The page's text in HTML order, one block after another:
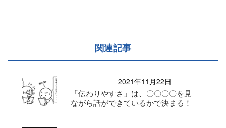
関連記事
2021年11月22日
「伝わりやすさ」は、〇〇〇〇を見
ながら話ができているかで決まる！